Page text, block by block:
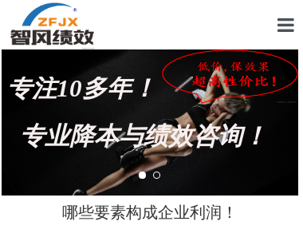
专注10多年！
专业降本与绩效咨询！
首页
关于我
薪酬设
哪些要素构成企业利润！